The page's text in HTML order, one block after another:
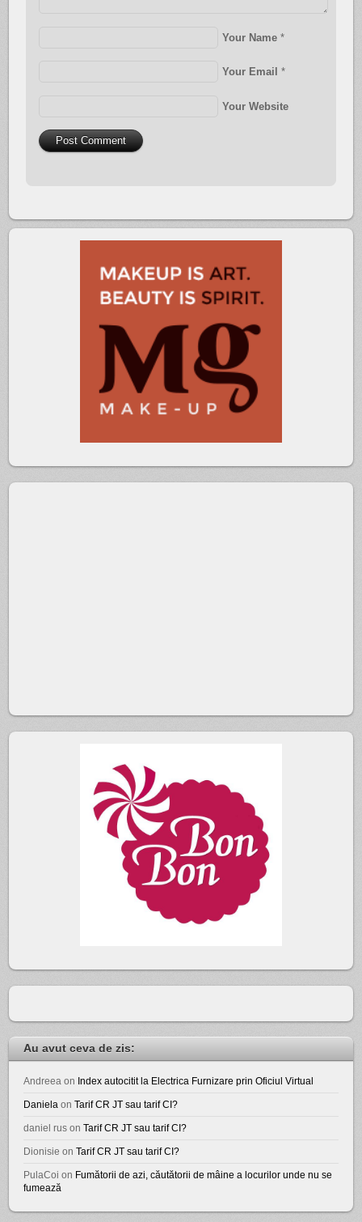
Your Name *
Your Email *
Your Website
Au avut ceva de zis:
Andreea on Index autocitit la Electrica Furnizare prin Oficiul Virtual
Daniela onTarif CR JT sau tarif CI?
daniel rus onTarif CR JT sau tarif CI?
Dionisie onTarif CR JT sau tarif CI?
PulaCoi on Fumătorii de azi, căutătorii de mâine a locurilor unde nu se
fumează